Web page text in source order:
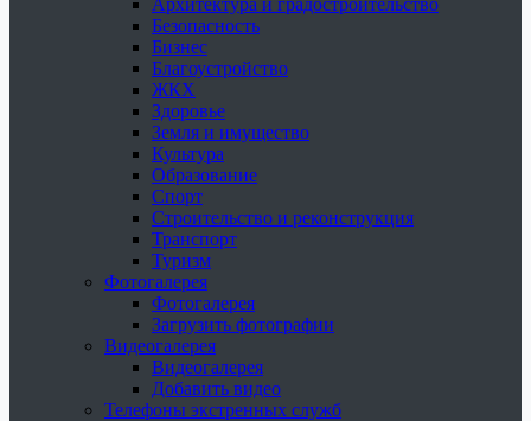
Архитектура и градостроительство
Безопасность
Бизнес
Благоустройство
ЖКХ
Здоровье
Земля и имущество
Культура
Образование
Спорт
Строительство и реконструкция
Транспорт
Туризм
Фотогалерея
Фотогалерея
Загрузить фотографии
Видеогалерея
Видеогалерея
Добавить видео
Телефоны экстренных служб